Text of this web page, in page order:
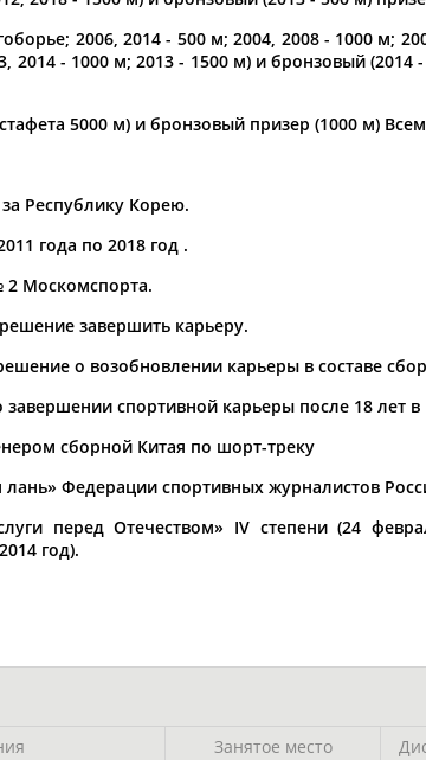
КОНТАКТЫ НАШИ КНОПКИ
2006, 2014 - 500 м; 2004, 2008 - 1000 м;
2014 - 1000 м; 2013 - 1500 м) и бронзовый
5000 м) и бронзовый призер (1000 м)
Республику Корею.
года по 2018 год .
Москомспорта.
завершить карьеру.
о возобновлении карьеры в составе
завершении спортивной карьеры после 18 лет
сборной Китая по шорт-треку
Федерации спортивных журналистов
перед Отечеством» IV степени (24
год).
Занятое место